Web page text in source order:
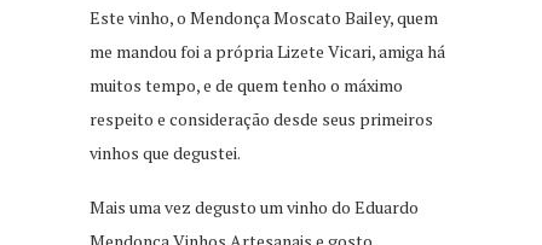
Este vinho, o Mendonça Moscato Bailey, quem
me mandou foi a própria Lizete Vicari, amiga há
muitos tempo, e de quem tenho o máximo
respeito e consideração desde seus primeiros
vinhos que degustei.
Mais uma vez degusto um vinho do Eduardo